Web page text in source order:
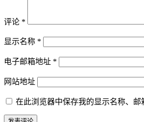
评论 *
显示名称 *
电子邮箱地址 *
网站地址
在此浏览器中保存我的显示名称、邮